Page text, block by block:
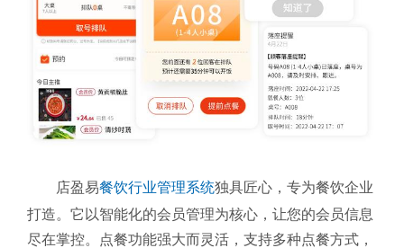
店盈易餐饮行业管理系统独具匠心，专为餐饮企业
打造。它以智能化的会员管理为核心，让您的会员信息
尽在掌控。点餐功能强大而灵活，支持多种点餐方式，